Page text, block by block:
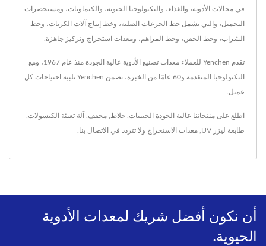
في مجالات الأدوية، والغذاء، والتكنولوجيا الحيوية، والكيماويات، ومستحضرات
التجميل، والتي تشمل خط الجرعات الصلبة، وخط إنتاج آلات الكريات، وخط
الشراب، وخط الحقن، وخط المراهم، ومعدات استخراج وتركيز جاهزة.
تقدم Yenchen للعملاء معدات تصنيع الأدوية عالية الجودة منذ عام 1967، ومع
التكنولوجيا المتقدمة و60 عامًا من الخبرة، تضمن Yenchen تلبية احتياجات كل
عميل.
اطلع على منتجاتنا عالية الجودة الحبيبات خلاط مجفف آلة تعبئة الكبسولات
طابعة ليزر UV معدات الاستخراج ولا تتردد في الاتصال بنا
أن نكون أفضل شريك لمعدات الأدوية
الحيوية.